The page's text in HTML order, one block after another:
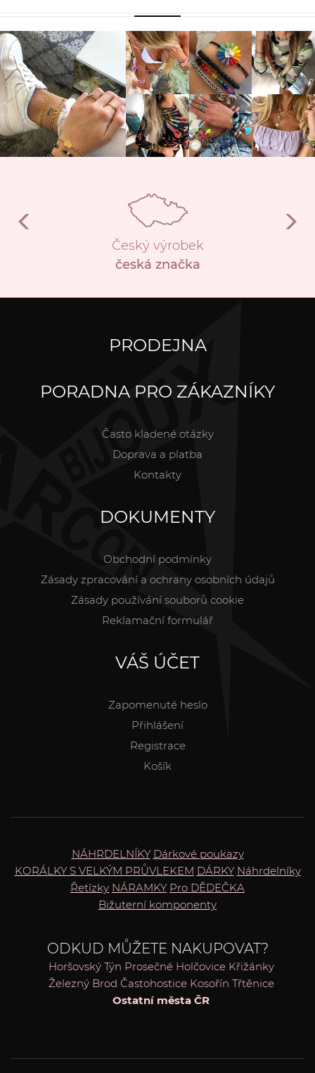
Český výrobek
česká značka
PRODEJNA
PORADNA PRO ZÁKAZNÍKY
Často kladené otázky
Doprava a platba
Kontakty
DOKUMENTY
Obchodní podmínky
Zásady zpracování a ochrany osobních údajů
Zásady používání souborů cookie
Reklamační formulář
VÁŠ ÚČET
Zapomenuté heslo
Přihlášení
Registrace
Košík
NÁHRDELNÍKY Dárkové poukazy
KORÁLKY S VELKÝM PRŮVLEKEM DÁRKY Náhrdelníky
Řetízky NÁRAMKY Pro DĚDEČKA
Bižuterní komponenty
ODKUD MŮŽETE NAKUPOVAT?
Horšovský Týn Prosečné Holčovice Křižánky
Železný Brod Častohostice Kosořín Třtěnice
Ostatní města ČR